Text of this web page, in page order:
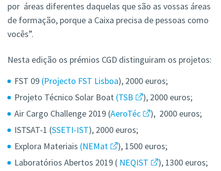
por áreas diferentes daquelas que são as vossas áreas
de formação, porque a Caixa precisa de pessoas como
vocês”.
Nesta edição os prémios CGD distinguiram os projetos:
FST 09 (Projecto FST Lisboa), 2000 euros;
Projeto Técnico Solar Boat (TSB
), 2000 euros;
Air Cargo Challenge 2019 (AeroTéc
), 2000 euros;
ISTSAT-1 (SSETI-IST), 2000 euros;
Explora Materiais (NEMat
), 1500 euros;
Laboratórios Abertos 2019 ( NEQIST ), 1300 euros;